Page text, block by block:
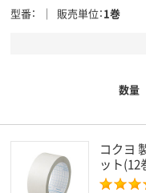
型番 販売単位 1巻
数量
コクヨ
ット(12